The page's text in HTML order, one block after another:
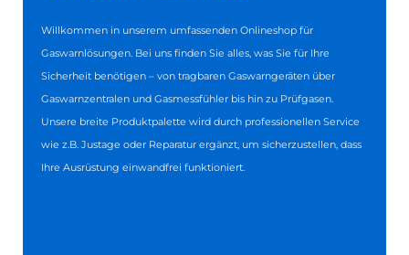
Willkommen in unserem umfassenden Onlineshop für
Gaswarnlösungen. Bei uns finden Sie alles, was Sie für Ihre
Sicherheit benötigen – von tragbaren Gaswarngeräten über
Gaswarnzentralen und Gasmessfühler bis hin zu Prüfgasen.
Unsere breite Produktpalette wird durch professionellen Service
wie z.B. Justage oder Reparatur ergänzt, um sicherzustellen, dass
Ihre Ausrüstung einwandfrei funktioniert.